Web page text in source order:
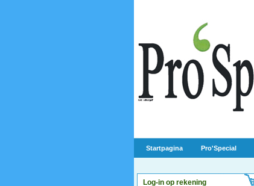
Startpagina Pro'Special
Log-in op rekening